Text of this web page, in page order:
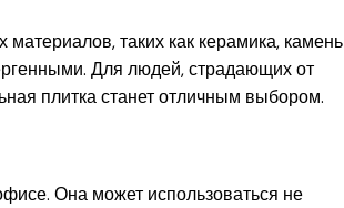
таких как керамика, камень
Для людей, страдающих от
плитка станет отличным выбором.
Она может использоваться не